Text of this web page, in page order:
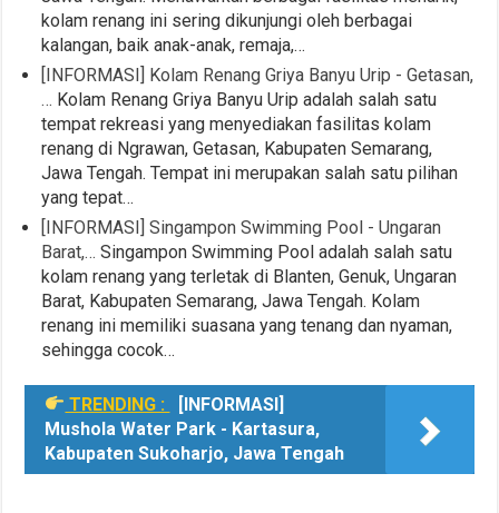
kolam renang ini sering dikunjungi oleh berbagai
kalangan, baik anak-anak, remaja,…
[INFORMASI] Kolam Renang Griya Banyu Urip - Getasan,
… Kolam Renang Griya Banyu Urip adalah salah satu
tempat rekreasi yang menyediakan fasilitas kolam
renang di Ngrawan, Getasan, Kabupaten Semarang,
Jawa Tengah. Tempat ini merupakan salah satu pilihan
yang tepat…
[INFORMASI] Singampon Swimming Pool - Ungaran
Barat,… Singampon Swimming Pool adalah salah satu
kolam renang yang terletak di Blanten, Genuk, Ungaran
Barat, Kabupaten Semarang, Jawa Tengah. Kolam
renang ini memiliki suasana yang tenang dan nyaman,
sehingga cocok…
TRENDING :
[INFORMASI]
Mushola Water Park - Kartasura,
Kabupaten Sukoharjo, Jawa Tengah